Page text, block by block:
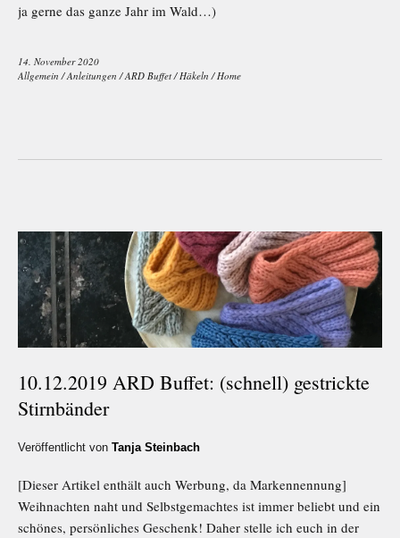
ja gerne das ganze Jahr im Wald…)
14. November 2020
Allgemein /Anleitungen /ARD Buffet/Häkeln /Home
10.12.2019 ARD Buffet: (schnell) gestrickte
Stirnbänder
Veröffentlicht von Tanja Steinbach
[Dieser Artikel enthält auch Werbung, da Markennennung]
Weihnachten naht und Selbstgemachtes ist immer beliebt und ein
schönes, persönliches Geschenk! Daher stelle ich euch in der